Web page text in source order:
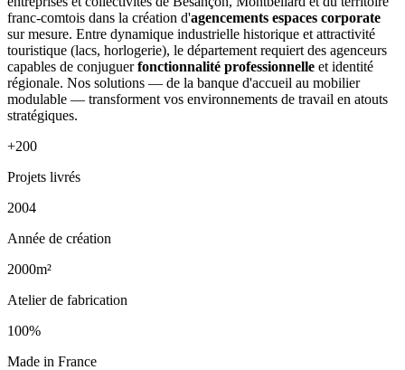
franc-comtois dans la création d'agencements espaces corporate
sur mesure. Entre dynamique industrielle historique et attractivité
touristique (lacs, horlogerie), le département requiert des agenceurs
capables de conjuguerfonctionnalité professionnelle et identité
régionale. Nos solutions — de la banque d'accueil au mobilier
modulable — transforment vos environnements de travail en atouts
stratégiques.
+200
Projets livrés
2004
Année de création
2000m²
Atelier de fabrication
100%
Made in France